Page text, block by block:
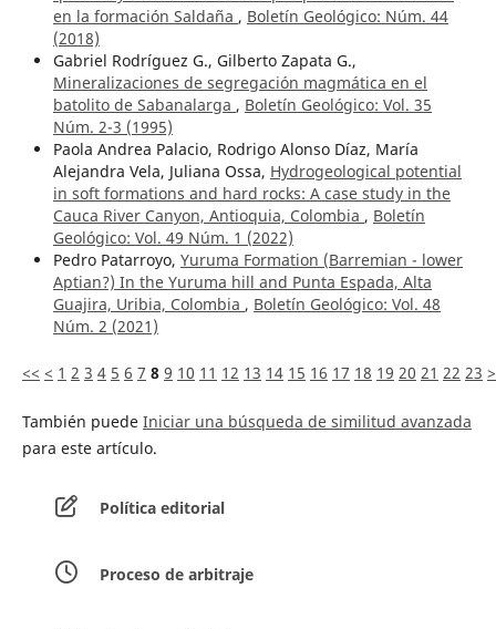
en la formación Saldaña , Boletín Geológico: Núm. 44
(2018)
Gabriel Rodríguez G., Gilberto Zapata G.,
Mineralizaciones de segregación magmática en el
batolito de Sabanalarga , Boletín Geológico: Vol. 35
Núm. 2-3 (1995)
Paola Andrea Palacio, Rodrigo Alonso Díaz, María
Alejandra Vela, Juliana Ossa, Hydrogeological potential
in soft formations and hard rocks: A case study in the
Cauca River Canyon, Antioquia, Colombia , Boletín
Geológico: Vol. 49 Núm. 1 (2022)
Pedro Patarroyo, Yuruma Formation (Barremian - lower
Aptian?) In the Yuruma hill and Punta Espada, Alta
Guajira, Uribia, Colombia , Boletín Geológico: Vol. 48
Núm. 2 (2021)
<< < 1 2 3 4 5 6 7 8 9 10 11 12 13 14 15 16 17 18 19 20 21 22 23 >
También puede Iniciar una búsqueda de similitud avanzada
para este artículo.
Política editorial
Proceso de arbitraje